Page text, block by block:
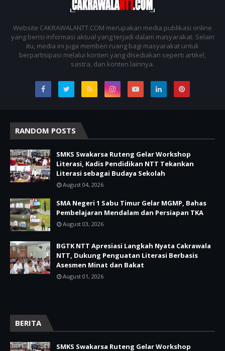
Website CAKRAWALANTT.COM merupakan media publikasi online
yang berisi informasi aktual yang terjadi dalam masyarakat. Selain
itu, media ini juga memberi ruang bagi masyarakat untuk
berpartisipasi melalui konten yang disediakan seperti artikel,
sastra, dan konten lainnya.
RANDOM POSTS
SMKS Swakarsa Ruteng Gelar Workshop
Literasi, Kadis Pendidikan NTT Tekankan
Literasi sebagai Budaya Sekolah
August 04, 2026
SMA Negeri 1 Sabu Timur Gelar MGMP, Bahas
Pembelajaran Mendalam dan Persiapan TKA
August 03, 2026
BGTK NTT Apresiasi Langkah Nyata Cakrawala
NTT, Dukung Penguatan Literasi Berbasis
Asesmen Minat dan Bakat
August 01, 2026
BERITA
SMKS Swakarsa Ruteng Gelar Workshop